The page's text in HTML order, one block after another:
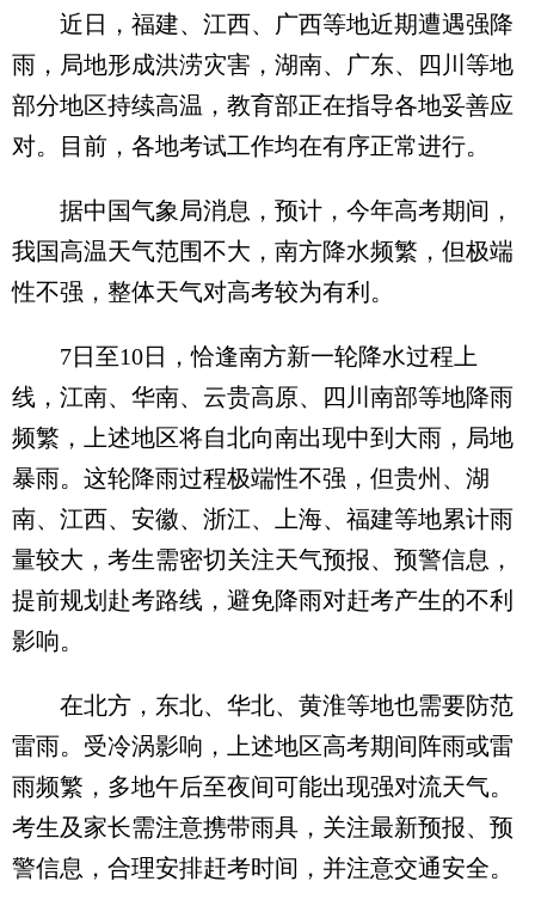
近日，福建、江西、广西等地近期遭遇强降
雨，局地形成洪涝灾害，湖南、广东、四川等地
部分地区持续高温，教育部正在指导各地妥善应
对。目前，各地考试工作均在有序正常进行。
据中国气象局消息，预计，今年高考期间，
我国高温天气范围不大，南方降水频繁，但极端
性不强，整体天气对高考较为有利。
7日至10日，恰逢南方新一轮降水过程上
线，江南、华南、云贵高原、四川南部等地降雨
频繁，上述地区将自北向南出现中到大雨，局地
暴雨。这轮降雨过程极端性不强，但贵州、湖
南、江西、安徽、浙江、上海、福建等地累计雨
量较大，考生需密切关注天气预报、预警信息，
提前规划赴考路线，避免降雨对赶考产生的不利
影响。
在北方，东北、华北、黄淮等地也需要防范
雷雨。受冷涡影响，上述地区高考期间阵雨或雷
雨频繁，多地午后至夜间可能出现强对流天气。
考生及家长需注意携带雨具，关注最新预报、预
警信息，合理安排赶考时间，并注意交通安全。